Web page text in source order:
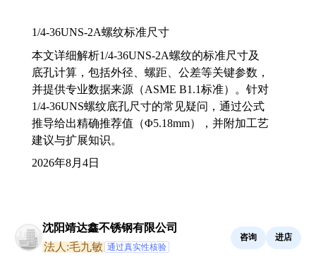
1/4-36UNS-2A螺纹标准尺寸
本文详细解析1/4-36UNS-2A螺纹的标准尺寸及
底孔计算，包括外径、螺距、公差等关键参数，
并提供专业数据来源（ASME B1.1标准）。针对
1/4-36UNS螺纹底孔尺寸的常见疑问，通过公式
推导给出精确推荐值（Φ5.18mm），并附加工艺
建议与扩展知识。
2026年8月4日
沈阳靖达鑫不锈钢有限公司
法人:毛九敏 通过真实性核验
咨询 进店